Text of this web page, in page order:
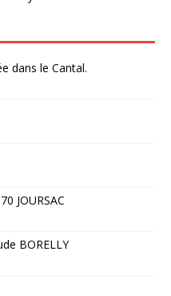
dans le Cantal.
JOURSAC
BORELLY